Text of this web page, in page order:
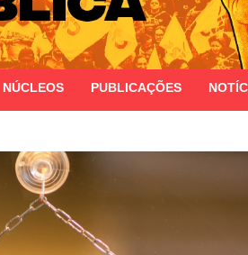
NÚCLEOS PUBLICAÇÕES